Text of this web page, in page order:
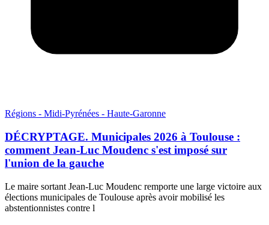
Régions - Midi-Pyrénées - Haute-Garonne
DÉCRYPTAGE. Municipales 2026 à Toulouse :
comment Jean-Luc Moudenc s'est imposé sur
l'union de la gauche
Le maire sortant Jean-Luc Moudenc remporte une large victoire aux
élections municipales de Toulouse après avoir mobilisé les
abstentionnistes contre l